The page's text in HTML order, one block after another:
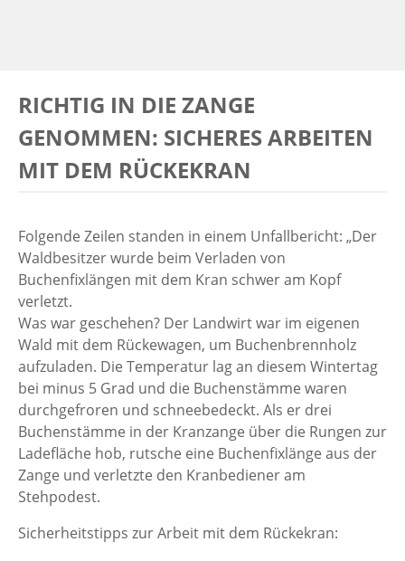
RICHTIG IN DIE ZANGE
GENOMMEN: SICHERES ARBEITEN
MIT DEM RÜCKEKRAN
Folgende Zeilen standen in einem Unfallbericht: „Der
Waldbesitzer wurde beim Verladen von
Buchenfixlängen mit dem Kran schwer am Kopf
verletzt.
Was war geschehen? Der Landwirt war im eigenen
Wald mit dem Rückewagen, um Buchenbrennholz
aufzuladen. Die Temperatur lag an diesem Wintertag
bei minus 5 Grad und die Buchenstämme waren
durchgefroren und schneebedeckt. Als er drei
Buchenstämme in der Kranzange über die Rungen zur
Ladefläche hob, rutsche eine Buchenfixlänge aus der
Zange und verletzte den Kranbediener am
Stehpodest.
Sicherheitstipps zur Arbeit mit dem Rückekran: